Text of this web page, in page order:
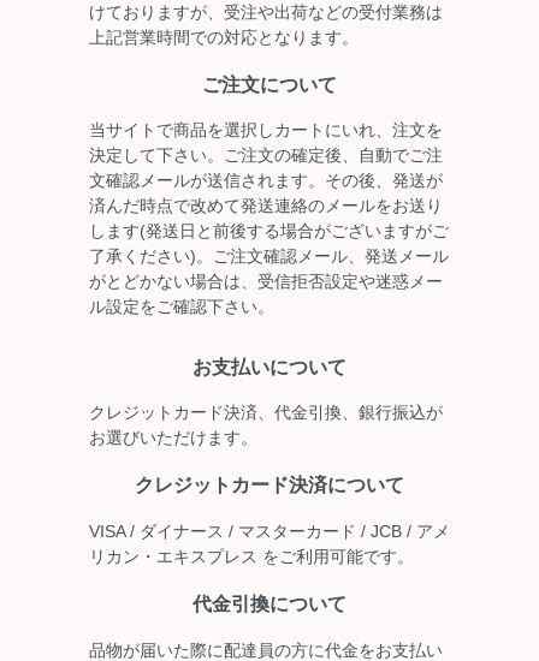
けておりますが、受注や出荷などの受付業務は
上記営業時間での対応となります。
ご注文について
当サイトで商品を選択しカートにいれ、注文を
決定して下さい。ご注文の確定後、自動でご注
文確認メールが送信されます。その後、発送が
済んだ時点で改めて発送連絡のメールをお送り
します(発送日と前後する場合がございますがご
了承ください)。ご注文確認メール、発送メール
がとどかない場合は、受信拒否設定や迷惑メー
ル設定をご確認下さい。
お支払いについて
クレジットカード決済、代金引換、銀行振込が
お選びいただけます。
クレジットカード決済について
VISA / ダイナース / マスターカード / JCB / アメ
リカン・エキスプレス をご利用可能です。
代金引換について
品物が届いた際に配達員の方に代金をお支払い